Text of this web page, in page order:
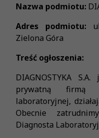
Nazwa podmiotu:
Adres podmiotu:
Zielona Góra
Treść ogłoszenia:
DIAGNOSTYKA
prywatną firmą
laboratoryjnej,
Obecnie
Diagnosta